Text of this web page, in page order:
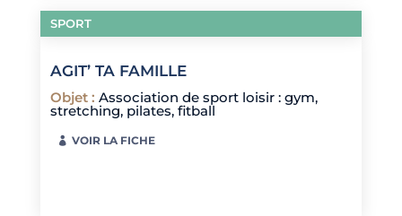
SPORT
AGIT’ TA FAMILLE
Objet : Association de sport loisir : gym,
stretching, pilates, fitball
VOIR LA FICHE